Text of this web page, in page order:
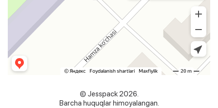
© Jesspack 2026.
Barcha huquqlar himoyalangan.